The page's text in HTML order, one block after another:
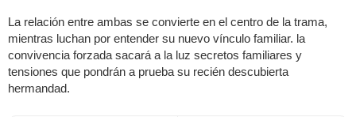
La relación entre ambas se convierte en el centro de la trama,
mientras luchan por entender su nuevo vínculo familiar. la
convivencia forzada sacará a la luz secretos familiares y
tensiones que pondrán a prueba su recién descubierta
hermandad.